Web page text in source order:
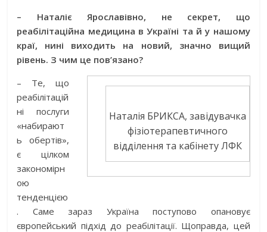
– Наталіє Ярославівно, не секрет, що
реабілітаційна медицина в Україні та й у нашому
краї, нині виходить на новий, значно вищий
рівень. З чим це пов’язано?
Наталія БРИКСА, завідувачка
фізіотерапевтичного
відділення та кабінету ЛФК
– Те, що
реабілітацій
ні послуги
«набирают
ь обертів»,
є цілком
закономірн
ою
тенденцією
. Саме зараз Україна поступово опановує
європейський підхід до реабілітації. Щоправда, цей